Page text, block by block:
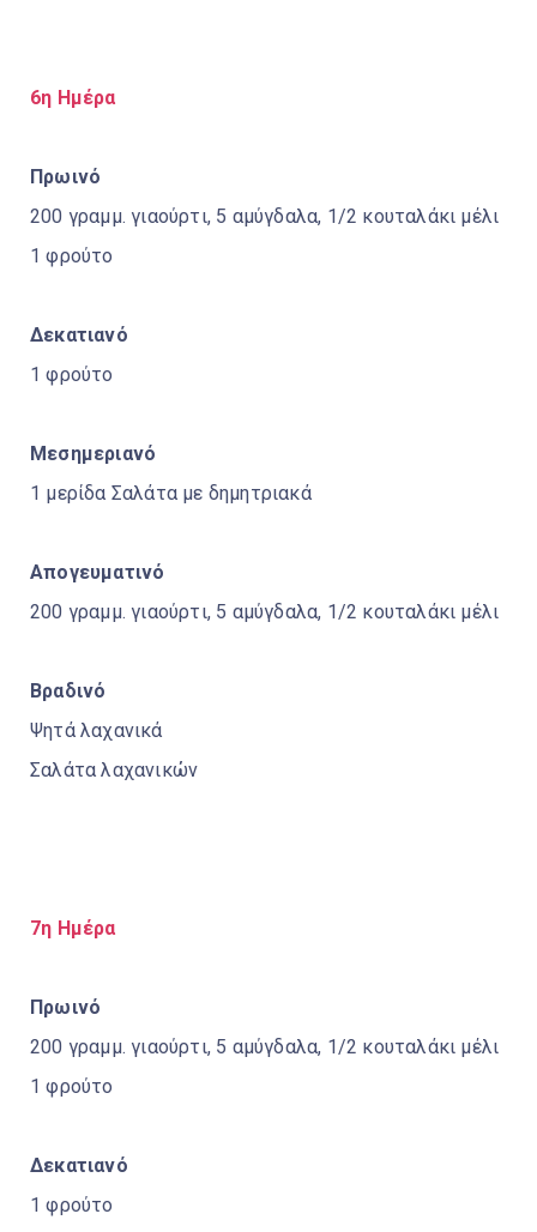
6η Ημέρα
Πρωινό
200 γραμμ. γιαούρτι, 5 αμύγδαλα, 1/2 κουταλάκι μέλι
1 φρούτο
Δεκατιανό
1 φρούτο
Μεσημεριανό
1 μερίδα Σαλάτα με δημητριακά
Απογευματινό
200 γραμμ. γιαούρτι, 5 αμύγδαλα, 1/2 κουταλάκι μέλι
Βραδινό
Ψητά λαχανικά
Σαλάτα λαχανικών
7η Ημέρα
Πρωινό
200 γραμμ. γιαούρτι, 5 αμύγδαλα, 1/2 κουταλάκι μέλι
1 φρούτο
Δεκατιανό
1 φρούτο